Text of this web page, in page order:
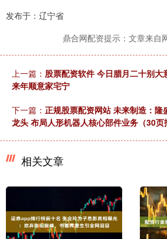
发布于：辽宁省
鼎合网配资提示：文章来自
上一篇： 股票配资软件 今日腊月二十别大
来年顺意家宅宁
下一篇： 正规股票配资网站 未来制造：隆
龙头 布局人形机器人核心部件业务（30页
相关文章